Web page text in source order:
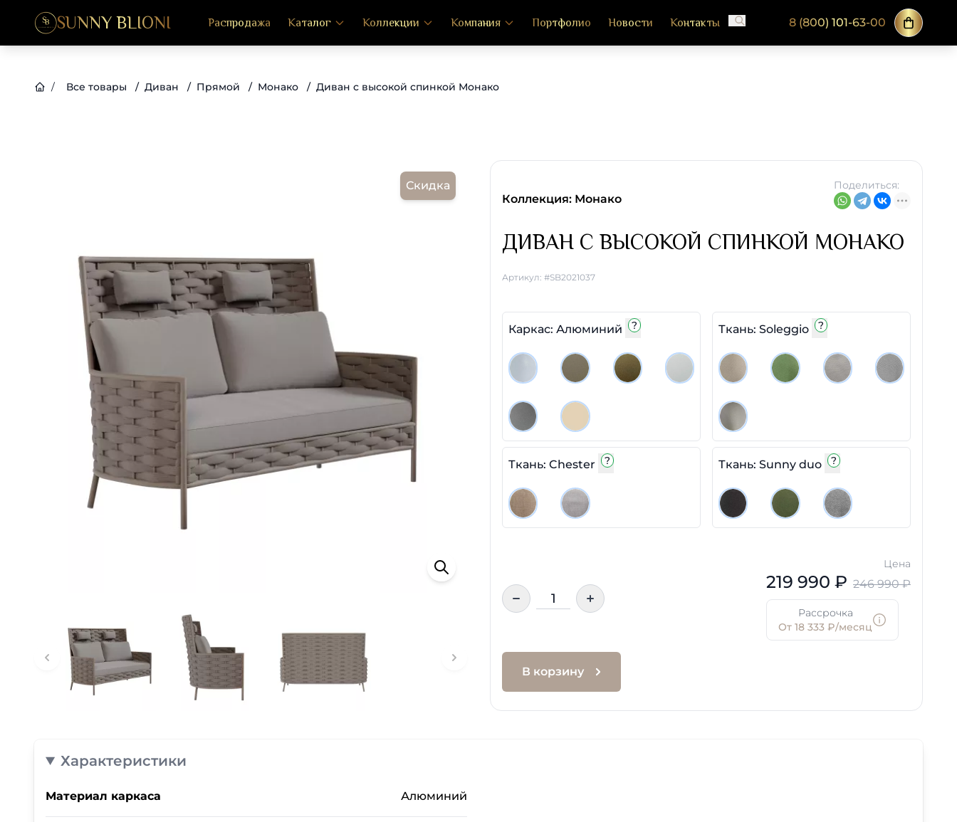
SUNNY BLIONI Распродажа Каталог Коллекции Компания Портфолио Новости Контакты 8 (800) 101-63-00
/ Все товары / Диван / Прямой / Монако / Диван с высокой спинкой Монако
Скидка
Коллекция: Монако
Поделиться:
ДИВАН С ВЫСОКОЙ СПИНКОЙ МОНАКО
Артикул: #SB2021037
Каркас: Алюминий ? Ткань: Soleggio ?
Ткань: Chester ? Ткань: Sunny duo ?
Цена
219 990 ₽ 246 990 ₽
Рассрочка
От 18 333 ₽/месяц
В корзину
Характеристики
Материал каркаса Алюминий